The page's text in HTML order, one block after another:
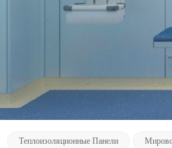
Теплоизоляционные Панели